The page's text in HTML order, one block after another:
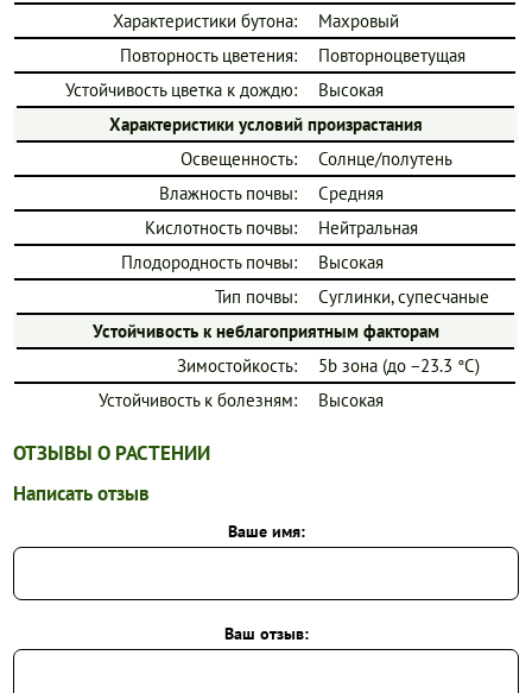
Характеристики бутона:
Махровый
Повторность цветения:
Повторноцветущая
Устойчивость цветка к дождю:
Высокая
Характеристики условий произрастания
Освещенность:
Солнце/полутень
Влажность почвы:
Средняя
Кислотность почвы:
Нейтральная
Плодородность почвы:
Высокая
Тип почвы:
Суглинки, супесчаные
Устойчивость к неблагоприятным факторам
Зимостойкость:
5b зона (до −23.3 °C)
Устойчивость к болезням:
Высокая
ОТЗЫВЫ О РАСТЕНИИ
Написать отзыв
Ваше имя:
Ваш отзыв: